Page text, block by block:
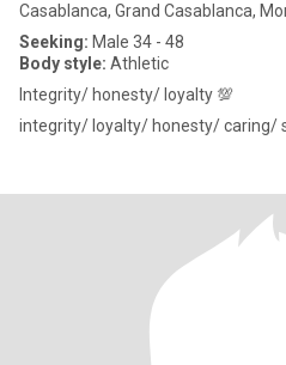
Casablanca, Grand Casablanca,
Seeking: Male 34 - 48
Body style: Athletic
Integrity/ honesty/ loyalty 💯
integrity/ loyalty/ honesty/ caring/